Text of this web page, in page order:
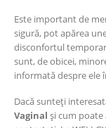
Este important de
sigură, pot apărea
disconfortul
sunt, de obicei,
informată despre ele
Dacă sunteți
Vaginal și cum poate